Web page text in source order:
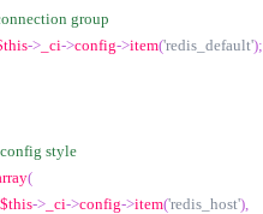
group
-> _ci->config->item('redis_default');
style
(
$this-> _ci->config->item('redis_host'),